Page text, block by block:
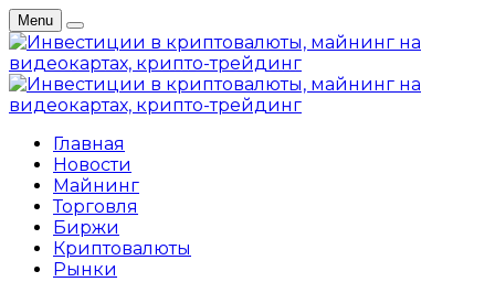
Menu
Главная
Новости
Майнинг
Торговля
Биржи
Криптовалюты
Рынки